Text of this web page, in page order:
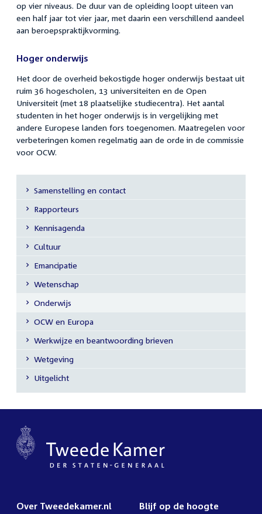
op vier niveaus. De duur van de opleiding loopt uiteen van
een half jaar tot vier jaar, met daarin een verschillend aandeel
aan beroepspraktijkvorming.
Hoger onderwijs
Het door de overheid bekostigde hoger onderwijs bestaat uit
ruim 36 hogescholen, 13 universiteiten en de Open
Universiteit (met 18 plaatselijke studiecentra). Het aantal
studenten in het hoger onderwijs is in vergelijking met
andere Europese landen fors toegenomen. Maatregelen voor
verbeteringen komen regelmatig aan de orde in de commissie
voor OCW.
Secundaire
Samenstelling en contact
Rapporteurs
Kennisagenda
Cultuur
Emancipatie
Wetenschap
Onderwijs
OCW en Europa
Werkwijze en beantwoording brieven
Wetgeving
Uitgelicht
Over Tweedekamer.nl Blijf op de hoogte